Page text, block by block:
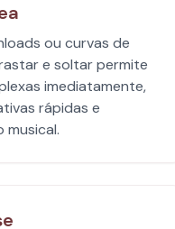
ou curvas de
e soltar permite
imediatamente,
rápidas e